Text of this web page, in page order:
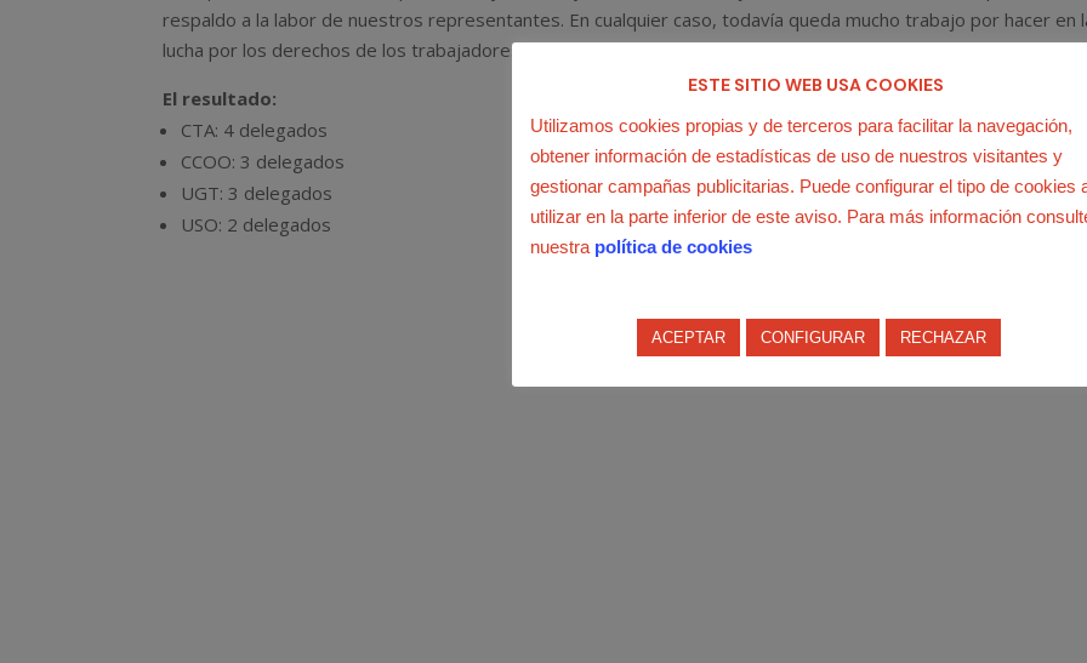
respaldo a la labor de nuestros representantes. En cualquier caso, todavía queda mucho trabajo por hacer en
lucha por los derechos de los trabajadores.
El resultado:
CTA: 4 delegados
CCOO: 3 delegados
UGT: 3 delegados
USO: 2 delegados
ESTE SITIO WEB USA COOKIES
Utilizamos cookies propias y de terceros para facilitar la navegación,
obtener información de estadísticas de uso de nuestros visitantes y
gestionar campañas publicitarias. Puede configurar el tipo de cookies
utilizar en la parte inferior de este aviso. Para más información
nuestra política de cookies
ACEPTAR CONFIGURAR RECHAZAR